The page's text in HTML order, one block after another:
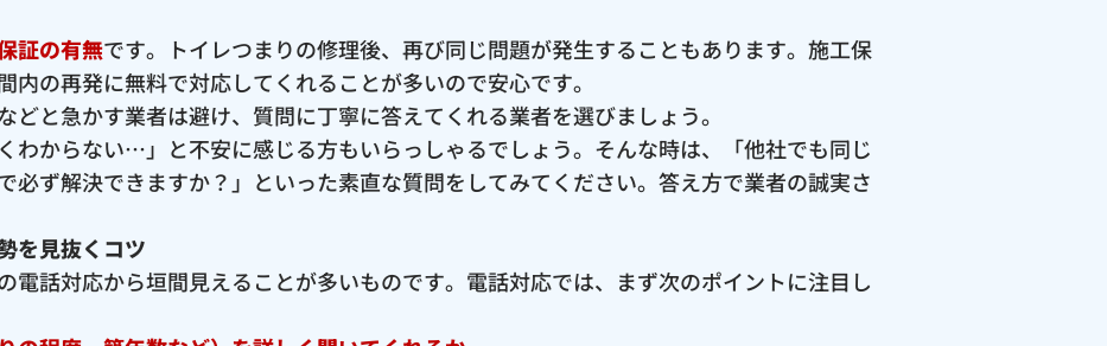
証の有無です。トイレつまりの修理後、再び同じ問題が発生することもあります。施工保
内の再発に無料で対応してくれることが多いので安心です。
どと急かす業者は避け、質問に丁寧に答えてくれる業者を選びましょう。
わからない…」と不安に感じる方もいらっしゃるでしょう。そんな時は、「他社でも同じ
必ず解決できますか？」といった素直な質問をしてみてください。答え方で業者の誠実さ
を見抜くコツ
電話対応から垣間見えることが多いものです。電話対応では、まず次のポイントに注目し